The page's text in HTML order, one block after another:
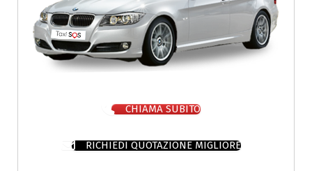
CHIAMA SUBITO
RICHIEDI QUOTAZIONE MIGLIORE